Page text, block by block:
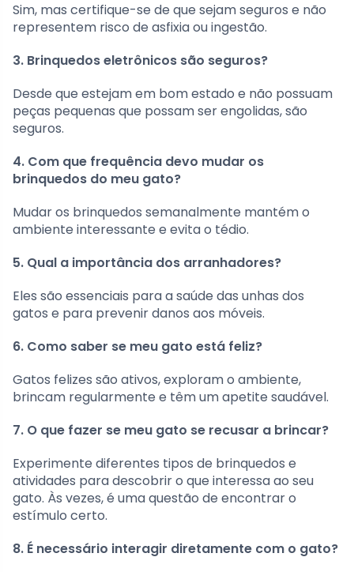
Sim, mas certifique-se de que sejam seguros e não
representem risco de asfixia ou ingestão.
3. Brinquedos eletrônicos são seguros?
Desde que estejam em bom estado e não possuam
peças pequenas que possam ser engolidas, são
seguros.
4. Com que frequência devo mudar os
brinquedos do meu gato?
Mudar os brinquedos semanalmente mantém o
ambiente interessante e evita o tédio.
5. Qual a importância dos arranhadores?
Eles são essenciais para a saúde das unhas dos
gatos e para prevenir danos aos móveis.
6. Como saber se meu gato está feliz?
Gatos felizes são ativos, exploram o ambiente,
brincam regularmente e têm um apetite saudável.
7. O que fazer se meu gato se recusar a brincar?
Experimente diferentes tipos de brinquedos e
atividades para descobrir o que interessa ao seu
gato. Às vezes, é uma questão de encontrar o
estímulo certo.
8. É necessário interagir diretamente com o gato?